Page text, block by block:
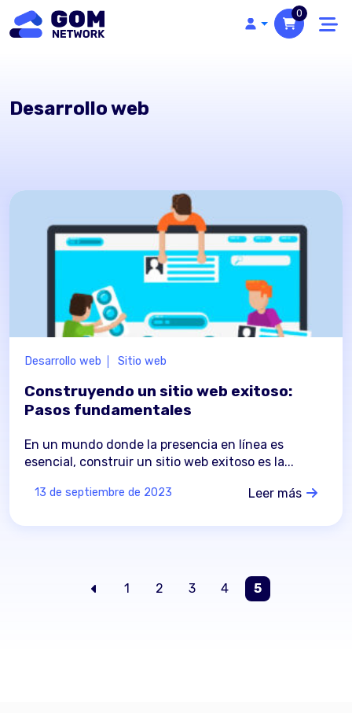
0
Desarrollo web
Desarrollo web Sitio web
Construyendo un sitio web exitoso:
Pasos fundamentales
En un mundo donde la presencia en línea es
esencial, construir un sitio web exitoso es la...
13 de septiembre de 2023 Leer más
1 2 3 4 5